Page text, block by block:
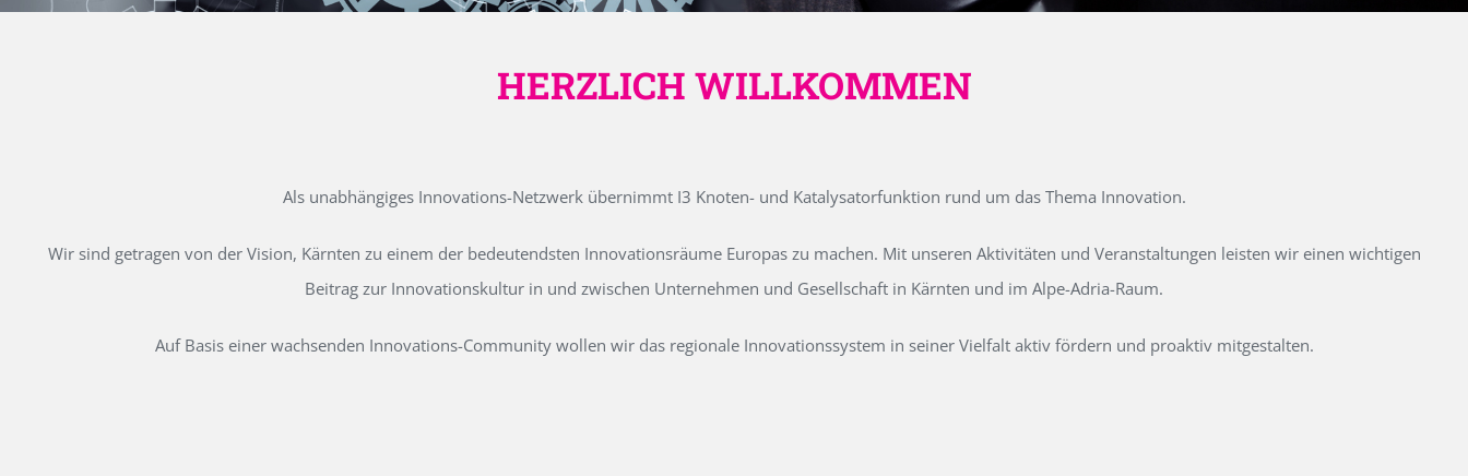
HERZLICH WILLKOMMEN
Als unabhängiges Innovations-Netzwerk übernimmt I3 Knoten- und Katalysatorfunktion rund um das Thema Innovation.
Wir sind getragen von der Vision, Kärnten zu einem der bedeutendsten Innovationsräume Europas zu machen. Mit unseren Aktivitäten und Veranstaltungen leisten wir einen wichtigen
Beitrag zur Innovationskultur in und zwischen Unternehmen und Gesellschaft in Kärnten und im Alpe-Adria-Raum.
Auf Basis einer wachsenden Innovations-Community wollen wir das regionale Innovationssystem in seiner Vielfalt aktiv fördern und proaktiv mitgestalten.